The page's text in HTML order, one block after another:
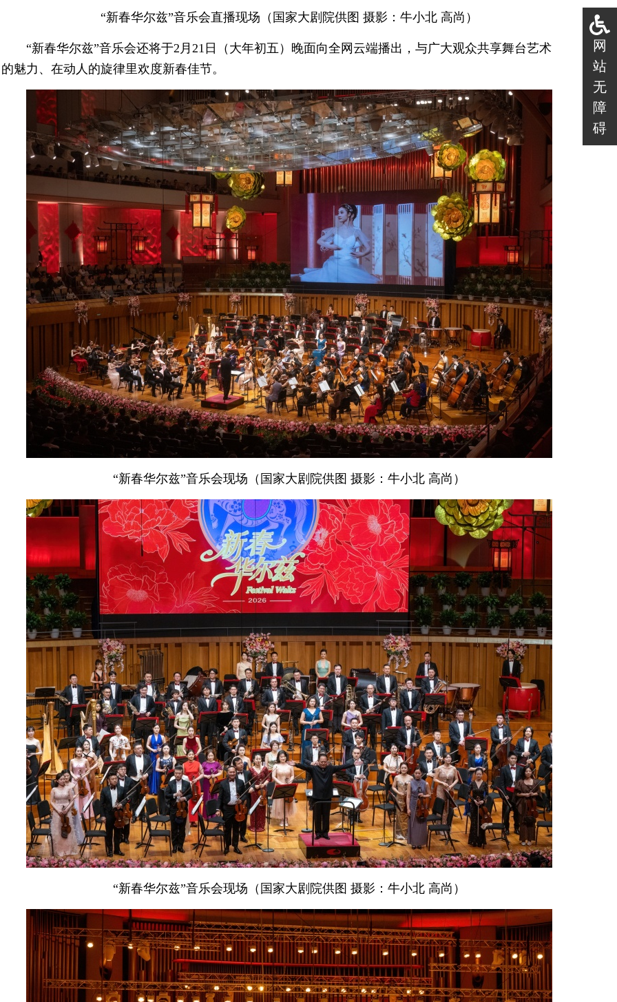
网
站
无
障
碍
“新春华尔兹”音乐会直播现场（国家大剧院供图 摄影：牛小北 高尚）
“新春华尔兹”音乐会还将于2月21日（大年初五）晚面向全网云端播出，与广大观众共享舞台艺术
的魅力、在动人的旋律里欢度新春佳节。
“新春华尔兹”音乐会现场（国家大剧院供图 摄影：牛小北 高尚）
“新春华尔兹”音乐会现场（国家大剧院供图 摄影：牛小北 高尚）